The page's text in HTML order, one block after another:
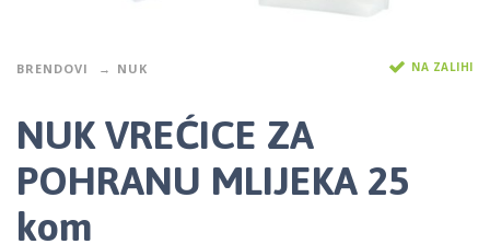
BRENDOVI NUK NA ZALIHI
NUK VREĆICE ZA
POHRANU MLIJEKA 25
kom